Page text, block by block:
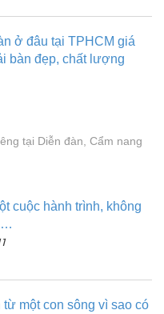
ở đâu tại TPHCM giá
bàn đẹp, chất lượng
tại Diễn đàn, Cẩm nang
cuộc hành trình, không
một con sông vì sao có